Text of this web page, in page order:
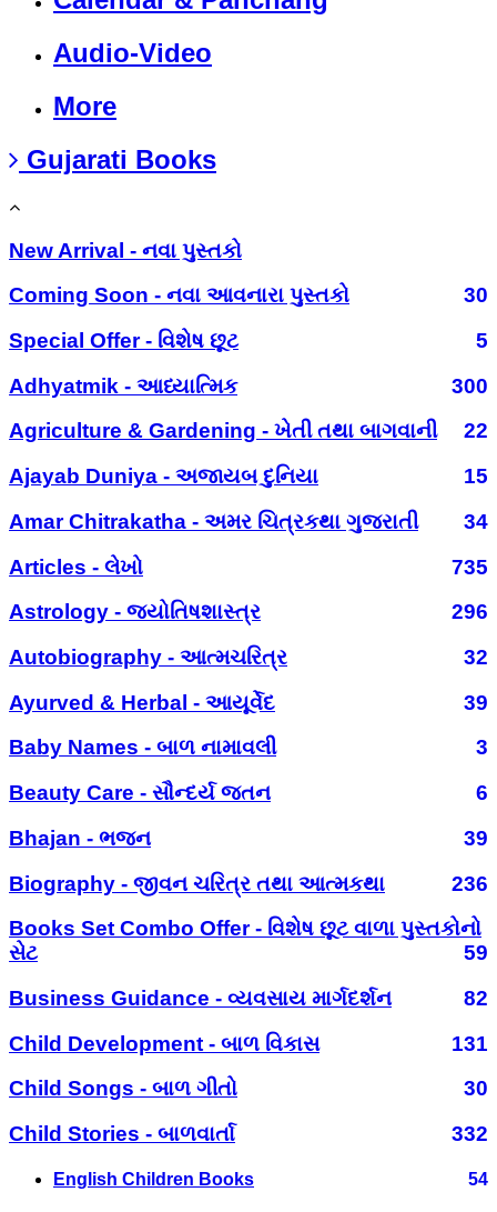
Audio-Video
More
Gujarati Books
New Arrival - નવા પુસ્તકો
Coming Soon - નવા આવનારા પુસ્તકો
30
Special Offer - વિશેષ છૂટ
5
Adhyatmik - આધ્યાત્મિક
300
Agriculture & Gardening - ખેતી તથા બાગવાની
22
Ajayab Duniya - અજાયબ દુનિયા
15
Amar Chitrakatha - અમર ચિત્રકથા ગુજરાતી
34
Articles - લેખો
735
Astrology - જ્યોતિષશાસ્ત્ર
296
Autobiography - આત્મચરિત્ર
32
Ayurved & Herbal - આયૂર્વેદ
39
Baby Names - બાળ નામાવલી
3
Beauty Care - સૌન્દર્ય જતન
6
Bhajan - ભજન
39
Biography - જીવન ચરિત્ર તથા આત્મકથા
236
Books Set Combo Offer - વિશેષ છૂટ વાળા પુસ્તકોનો
સેટ
59
Business Guidance - વ્યવસાય માર્ગદર્શન
82
Child Development - બાળ વિકાસ
131
Child Songs - બાળ ગીતો
30
Child Stories - બાળવાર્તા
332
English Children Books 54